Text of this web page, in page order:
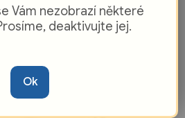
Vám nezobrazí některé
deaktivujte jej.
Ok